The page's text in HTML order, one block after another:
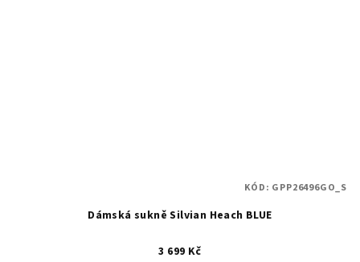
Dámská sukně Silvian Heach BLUE
3 699 Kč
KÓD: GPP26496GO_S